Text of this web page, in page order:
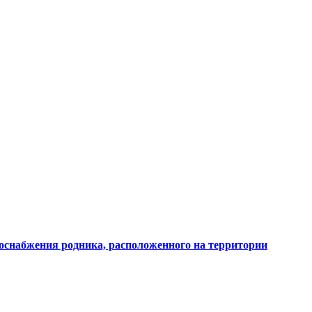
родника, расположенного на территории